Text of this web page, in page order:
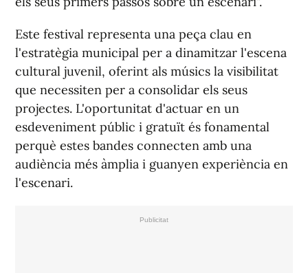
Este festival representa una peça clau en
l'estratègia municipal per a dinamitzar l'escena
cultural juvenil, oferint als músics la visibilitat
que necessiten per a consolidar els seus
projectes. L'oportunitat d'actuar en un
esdeveniment públic i gratuït és fonamental
perquè estes bandes connecten amb una
audiència més àmplia i guanyen experiència en
l'escenari.